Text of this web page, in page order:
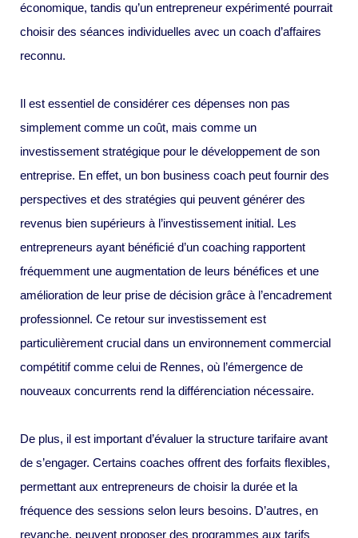
économique, tandis qu’un entrepreneur expérimenté pourrait
choisir des séances individuelles avec un coach d’affaires
reconnu.
Il est essentiel de considérer ces dépenses non pas
simplement comme un coût, mais comme un
investissement stratégique pour le développement de son
entreprise. En effet, un bon business coach peut fournir des
perspectives et des stratégies qui peuvent générer des
revenus bien supérieurs à l’investissement initial. Les
entrepreneurs ayant bénéficié d’un coaching rapportent
fréquemment une augmentation de leurs bénéfices et une
amélioration de leur prise de décision grâce à l’encadrement
professionnel. Ce retour sur investissement est
particulièrement crucial dans un environnement commercial
compétitif comme celui de Rennes, où l’émergence de
nouveaux concurrents rend la différenciation nécessaire.
De plus, il est important d’évaluer la structure tarifaire avant
de s’engager. Certains coaches offrent des forfaits flexibles,
permettant aux entrepreneurs de choisir la durée et la
fréquence des sessions selon leurs besoins. D’autres, en
revanche, peuvent proposer des programmes aux tarifs